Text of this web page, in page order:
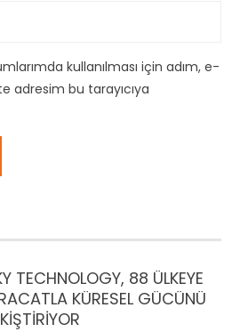
kullanılması için adım, e-
adresim bu tarayıcıya
TECHNOLOGY, 88 ÜLKEYE
KÜRESEL GÜCÜNÜ